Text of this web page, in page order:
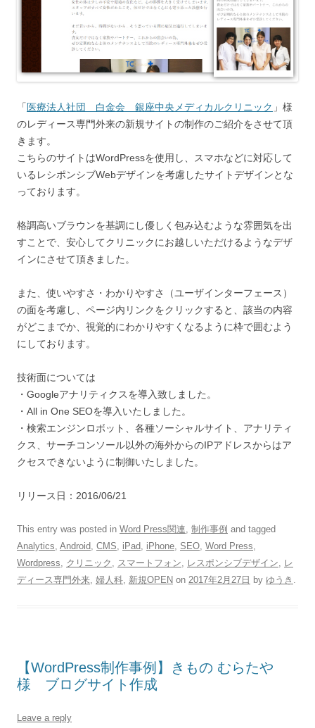
「 医療法人社団 白金会 銀座中央メディカルクリニック 」様
のレディース専門外来の新規サイトの制作のご紹介をさせて頂
きます。
こちらのサイトはWordPressを使用し、スマホなどに対応して
いるレシポンシブWebデザインを考慮したサイトデザインとな
っております。
格調高いブラウンを基調にし優しく包み込むような雰囲気を出
すことで、安心してクリニックにお越しいただけるようなデザ
インにさせて頂きました。
また、使いやすさ・わかりやすさ（ユーザインターフェース）
の面を考慮し、ページ内リンクをクリックすると、該当の内容
がどこまでか、視覚的にわかりやすくなるように枠で囲むよう
にしております。
技術面については
・Googleアナリティクスを導入致しました。
・All in One SEOを導入いたしました。
・検索エンジンロボット、各種ソーシャルサイト、アナリティ
クス、サーチコンソール以外の海外からのIPアドレスからはア
クセスできないように制御いたしました。
リリース日：2016/06/21
This entry was posted in Word Press関連 制作事例 and tagged
Analytics Android CMS iPad iPhone SEO Word Press
Wordpress
クリニック スマートフォン レスポンシブデザイン
レ
ディース専門外来 婦人科 新規OPEN on 2017年2月27日 by ゆうき
【WordPress制作事例】きもの むらたや
様 ブログサイト作成
Leave a reply